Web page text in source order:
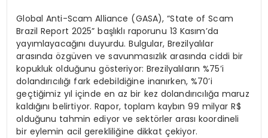
Global Anti-Scam Alliance (GASA),“State of Scam
Brazil Report 2025” başlıklı raporunu 13 Kasım’da
yayımlayacağını duyurdu. Bulgular, Brezilyalılar
arasındaözgüven ve savunmasızlık arasında ciddi bir
kopukluk olduğunu gösteriyor: Brezilyalıların%75’i
dolandırıcılığı fark edebildiğine inanırken, %70’i
geçtiğimiz yıl içinde en az bir kez dolandırıcılığa maruz
kaldığını belirtiyor. Rapor, toplam kaybın 99 milyar R$
olduğunu tahmin ediyor ve sektörler arası koordineli
bir eylemin acil gerekliliğine dikkat çekiyor.